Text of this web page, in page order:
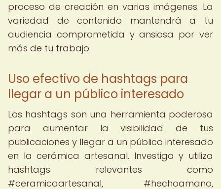
proceso de creación en varias imágenes. La
variedad de contenido mantendrá a tu
audiencia comprometida y ansiosa por ver
más de tu trabajo.
Uso efectivo de hashtags para
llegar a un público interesado
Los hashtags son una herramienta poderosa
para aumentar la visibilidad de tus
publicaciones y llegar a un público interesado
en la cerámica artesanal. Investiga y utiliza
hashtags relevantes como
#ceramicaartesanal, #hechoamano,